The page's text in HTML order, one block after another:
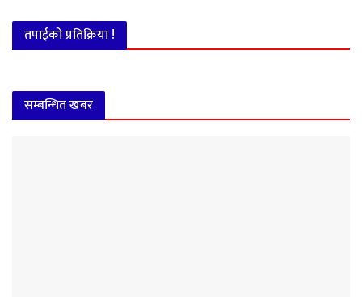
तपाईको प्रतिक्रिया !
सम्बन्धित खबर